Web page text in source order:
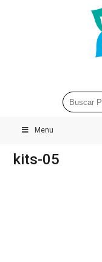
Menu
kits-05